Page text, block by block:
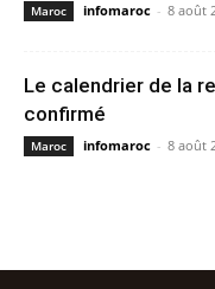
Maroc infomaroc - 8 août
Le calendrier de la
confirmé
Maroc infomaroc - 8 août